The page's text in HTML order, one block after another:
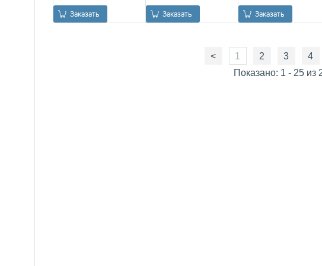
Заказать Заказать Заказать
< 1 2 3 4
Показано: 1 - 25 из